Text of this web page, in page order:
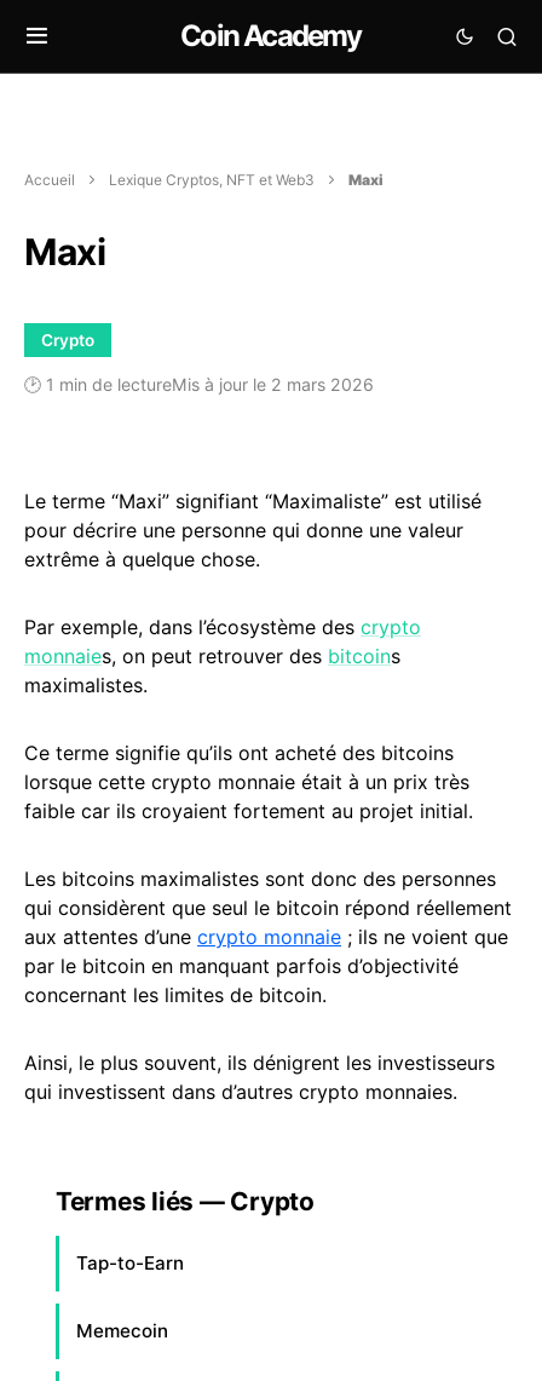
Coin Academy
Accueil Lexique Cryptos, NFT et Web3 Maxi
Maxi
Crypto
🕑 1 min de lectureMis à jour le 2 mars 2026
Le terme “Maxi” signifiant “Maximaliste” est utilisé
pour décrire une personne qui donne une valeur
extrême à quelque chose.
Par exemple, dans l’écosystème des crypto
monnaies, on peut retrouver des bitcoins
maximalistes.
Ce terme signifie qu’ils ont acheté des bitcoins
lorsque cette crypto monnaie était à un prix très
faible car ils croyaient fortement au projet initial.
Les bitcoins maximalistes sont donc des personnes
qui considèrent que seul le bitcoin répond réellement
aux attentes d’une crypto monnaie ; ils ne voient que
par le bitcoin en manquant parfois d’objectivité
concernant les limites de bitcoin.
Ainsi, le plus souvent, ils dénigrent les investisseurs
qui investissent dans d’autres crypto monnaies.
Termes liés — Crypto
Tap-to-Earn
Memecoin